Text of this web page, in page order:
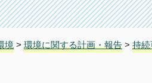
境 > 環境に関する計画・報告 > 持